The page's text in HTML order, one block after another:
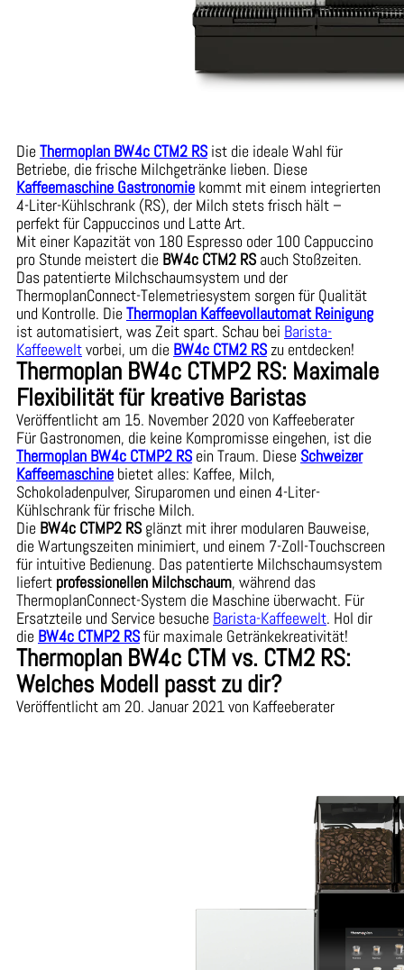
DieThermoplan BW4c CTM2 RS ist die ideale Wahl für
Betriebe, die frische Milchgetränke lieben. Diese
Kaffeemaschine Gastronomie kommt mit einem integrierten
4-Liter-Kühlschrank (RS), der Milch stets frisch hält –
perfekt für Cappuccinos und Latte Art.
Mit einer Kapazität von 180 Espresso oder 100 Cappuccino
pro Stunde meistert die BW4c CTM2 RS auch Stoßzeiten.
Das patentierte Milchschaumsystem und der
ThermoplanConnect-Telemetriesystem sorgen für Qualität
und Kontrolle. DieThermoplan Kaffeevollautomat Reinigung
ist automatisiert, was Zeit spart. Schau bei Barista-
Kaffeeweltvorbei, um die BW4c CTM2 RSzu entdecken!
Thermoplan BW4c CTMP2 RS: Maximale
Flexibilität für kreative Baristas
Veröffentlicht am 15. November 2020 von Kaffeeberater
Für Gastronomen, die keine Kompromisse eingehen, ist die
Thermoplan BW4c CTMP2 RS ein Traum. Diese Schweizer
Kaffeemaschine bietet alles: Kaffee, Milch,
Schokoladenpulver, Siruparomen und einen 4-Liter-
Kühlschrank für frische Milch.
Die BW4c CTMP2 RS glänzt mit ihrer modularen Bauweise,
die Wartungszeiten minimiert, und einem 7-Zoll-Touchscreen
für intuitive Bedienung. Das patentierte Milchschaumsystem
liefert professionellen Milchschaum, während das
ThermoplanConnect-System die Maschine überwacht. Für
Ersatzteile und Service besuche Barista-Kaffeewelt. Hol dir
die BW4c CTMP2 RSfür maximale Getränkekreativität!
Thermoplan BW4c CTM vs. CTM2 RS:
Welches Modell passt zu dir?
Veröffentlicht am 20. Januar 2021 von Kaffeeberater